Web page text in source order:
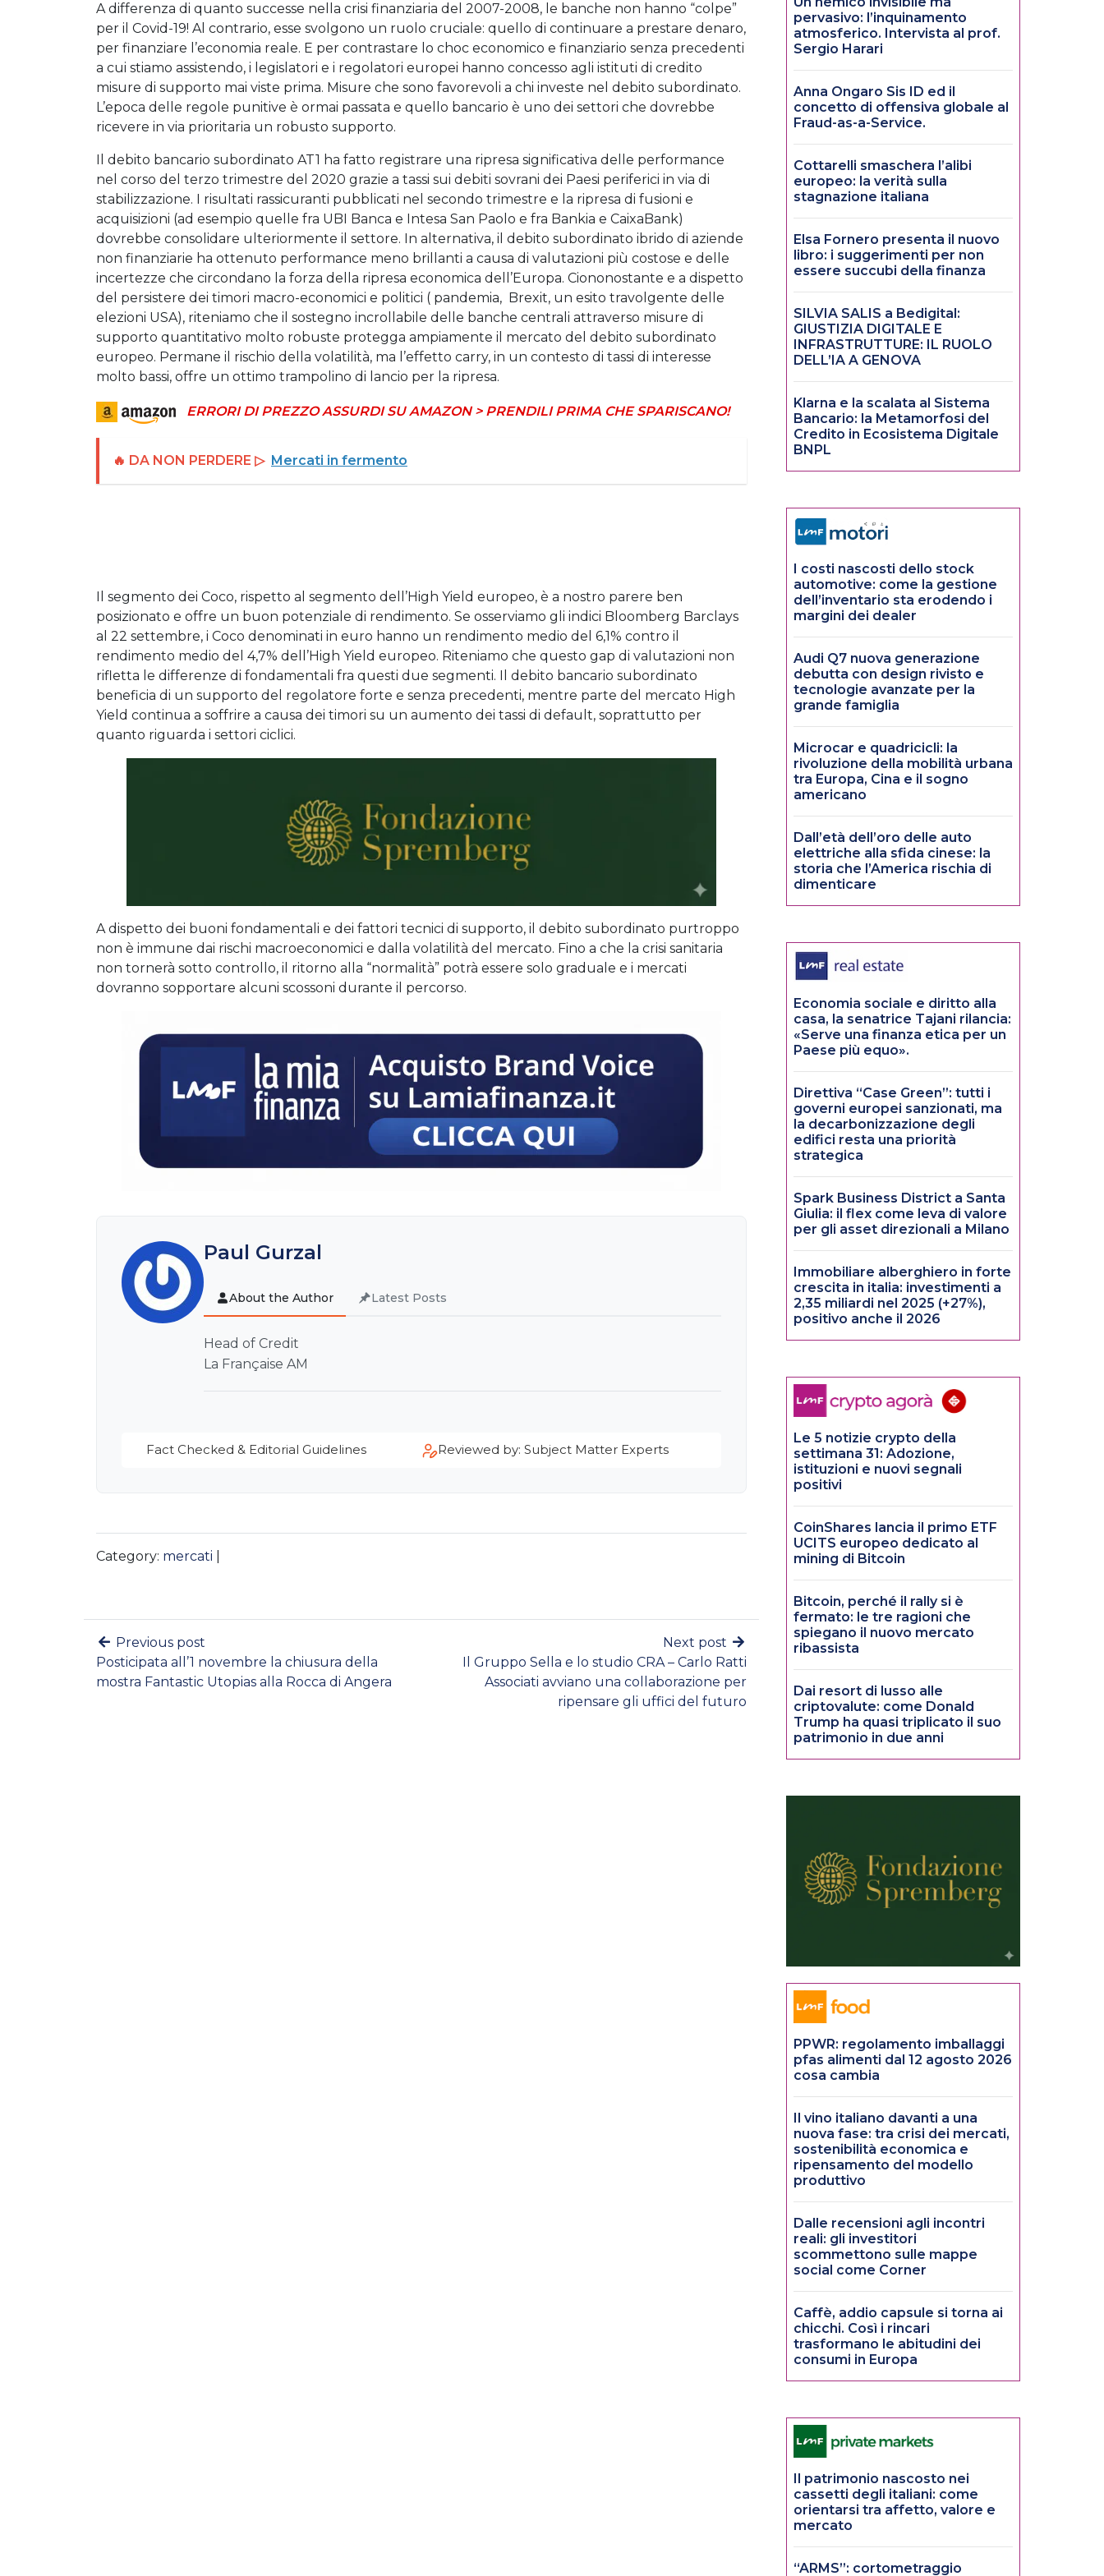
A differenza di quanto successe nella crisi finanziaria del 2007-2008, le banche non hanno “colpe”
per il Covid-19! Al contrario, esse svolgono un ruolo cruciale: quello di continuare a prestare denaro,
per finanziare l’economia reale. E per contrastare lo choc economico e finanziario senza precedenti
a cui stiamo assistendo, i legislatori e i regolatori europei hanno concesso agli istituti di credito
misure di supporto mai viste prima. Misure che sono favorevoli a chi investe nel debito subordinato.
L’epoca delle regole punitive è ormai passata e quello bancario è uno dei settori che dovrebbe
ricevere in via prioritaria un robusto supporto.
Il debito bancario subordinato AT1 ha fatto registrare una ripresa significativa delle performance
nel corso del terzo trimestre del 2020 grazie a tassi sui debiti sovrani dei Paesi periferici in via di
stabilizzazione. I risultati rassicuranti pubblicati nel secondo trimestre e la ripresa di fusioni e
acquisizioni (ad esempio quelle fra UBI Banca e Intesa San Paolo e fra Bankia e CaixaBank)
dovrebbe consolidare ulteriormente il settore. In alternativa, il debito subordinato ibrido di aziende
non finanziarie ha ottenuto performance meno brillanti a causa di valutazioni più costose e delle
incertezze che circondano la forza della ripresa economica dell’Europa. Ciononostante e a dispetto
del persistere dei timori macro-economici e politici ( pandemia, Brexit, un esito travolgente delle
elezioni USA), riteniamo che il sostegno incrollabile delle banche centrali attraverso misure di
supporto quantitativo molto robuste protegga ampiamente il mercato del debito subordinato
europeo. Permane il rischio della volatilità, ma l’effetto carry, in un contesto di tassi di interesse
molto bassi, offre un ottimo trampolino di lancio per la ripresa.
ERRORI DI PREZZO ASSURDI SU AMAZON > PRENDILI PRIMA CHE SPARISCANO!
🔥 DA NON PERDERE ▷ Mercati in fermento
Il segmento dei Coco, rispetto al segmento dell’High Yield europeo, è a nostro parere ben
posizionato e offre un buon potenziale di rendimento. Se osserviamo gli indici Bloomberg Barclays
al 22 settembre, i Coco denominati in euro hanno un rendimento medio del 6,1% contro il
rendimento medio del 4,7% dell’High Yield europeo. Riteniamo che questo gap di valutazioni non
rifletta le differenze di fondamentali fra questi due segmenti. Il debito bancario subordinato
beneficia di un supporto del regolatore forte e senza precedenti, mentre parte del mercato High
Yield continua a soffrire a causa dei timori su un aumento dei tassi di default, soprattutto per
quanto riguarda i settori ciclici.
A dispetto dei buoni fondamentali e dei fattori tecnici di supporto, il debito subordinato purtroppo
non è immune dai rischi macroeconomici e dalla volatilità del mercato. Fino a che la crisi sanitaria
non tornerà sotto controllo, il ritorno alla “normalità” potrà essere solo graduale e i mercati
dovranno sopportare alcuni scossoni durante il percorso.
Paul Gurzal
About the Author Latest Posts
Head of Credit
La Française AM
Fact Checked & Editorial Guidelines Reviewed by: Subject Matter Experts
Category: mercati
Previous post
Posticipata all’1 novembre la chiusura della
mostra Fantastic Utopias alla Rocca di Angera
Next post
Il Gruppo Sella e lo studio CRA – Carlo Ratti
Associati avviano una collaborazione per
ripensare gli uffici del futuro
pervasivo: l’inquinamento
atmosferico. Intervista al prof.
Sergio Harari
Anna Ongaro Sis ID ed il
concetto di offensiva globale al
Fraud-as-a-Service.
Cottarelli smaschera l’alibi
europeo: la verità sulla
stagnazione italiana
Elsa Fornero presenta il nuovo
libro: i suggerimenti per non
essere succubi della finanza
SILVIA SALIS a Bedigital:
GIUSTIZIA DIGITALE E
INFRASTRUTTURE: IL RUOLO
DELL’IA A GENOVA
Klarna e la scalata al Sistema
Bancario: la Metamorfosi del
Credito in Ecosistema Digitale
BNPL
I costi nascosti dello stock
automotive: come la gestione
dell’inventario sta erodendo i
margini dei dealer
Audi Q7 nuova generazione
debutta con design rivisto e
tecnologie avanzate per la
grande famiglia
Microcar e quadricicli: la
rivoluzione della mobilità urbana
tra Europa, Cina e il sogno
americano
Dall’età dell’oro delle auto
elettriche alla sfida cinese: la
storia che l’America rischia di
dimenticare
Economia sociale e diritto alla
casa, la senatrice Tajani rilancia:
«Serve una finanza etica per un
Paese più equo».
Direttiva “Case Green”: tutti i
governi europei sanzionati, ma
la decarbonizzazione degli
edifici resta una priorità
strategica
Spark Business District a Santa
Giulia: il flex come leva di valore
per gli asset direzionali a Milano
Immobiliare alberghiero in forte
crescita in italia: investimenti a
2,35 miliardi nel 2025 (+27%),
positivo anche il 2026
Le 5 notizie crypto della
settimana 31: Adozione,
istituzioni e nuovi segnali
positivi
CoinShares lancia il primo ETF
UCITS europeo dedicato al
mining di Bitcoin
Bitcoin, perché il rally si è
fermato: le tre ragioni che
spiegano il nuovo mercato
ribassista
Dai resort di lusso alle
criptovalute: come Donald
Trump ha quasi triplicato il suo
patrimonio in due anni
PPWR: regolamento imballaggi
pfas alimenti dal 12 agosto 2026
cosa cambia
Il vino italiano davanti a una
nuova fase: tra crisi dei mercati,
sostenibilità economica e
ripensamento del modello
produttivo
Dalle recensioni agli incontri
reali: gli investitori
scommettono sulle mappe
social come Corner
Caffè, addio capsule si torna ai
chicchi. Così i rincari
trasformano le abitudini dei
consumi in Europa
Il patrimonio nascosto nei
cassetti degli italiani: come
orientarsi tra affetto, valore e
mercato
“ARMS”: cortometraggio